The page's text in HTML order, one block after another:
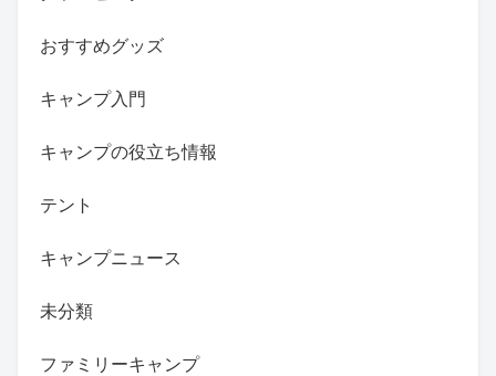
おすすめグッズ
キャンプ入門
キャンプの役立ち情報
テント
キャンプニュース
未分類
ファミリーキャンプ